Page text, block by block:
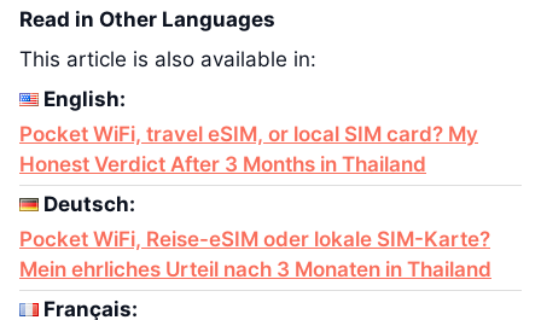
Read in Other Languages
This article is also available in:
English:
Pocket WiFi, travel eSIM, or local SIM card? My
Honest Verdict After 3 Months in Thailand
Deutsch:
Pocket WiFi, Reise-eSIM oder lokale SIM-Karte?
Mein ehrliches Urteil nach 3 Monaten in Thailand
Français: